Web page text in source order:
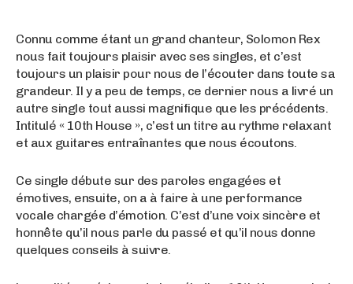
Connu comme étant un grand chanteur, Solomon Rex
nous fait toujours plaisir avec ses singles, et c’est
toujours un plaisir pour nous de l’écouter dans toute sa
grandeur. Il y a peu de temps, ce dernier nous a livré un
autre single tout aussi magnifique que les précédents.
Intitulé « 10th House », c’est un titre au rythme relaxant
et aux guitares entraînantes que nous écoutons.
Ce single débute sur des paroles engagées et
émotives, ensuite, on a à faire à une performance
vocale chargée d’émotion. C’est d’une voix sincère et
honnête qu’il nous parle du passé et qu’il nous donne
quelques conseils à suivre.